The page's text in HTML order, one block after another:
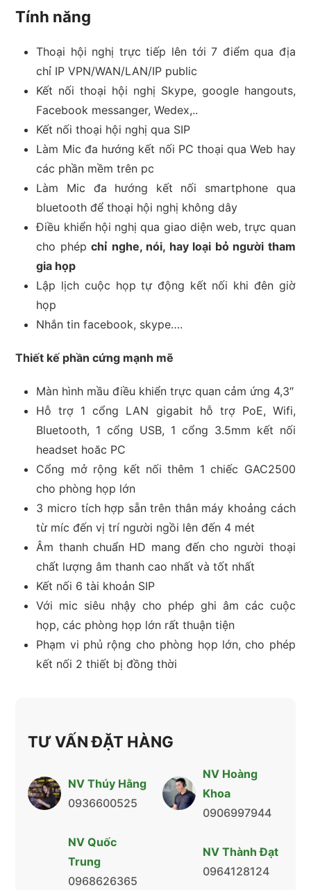
Tính năng
Thoại hội nghị trực tiếp lên tới 7 điểm qua địa
chỉ IP VPN/WAN/LAN/IP public
Kết nối thoại hội nghị Skype, google hangouts,
Facebook messanger, Wedex,..
Kết nối thoại hội nghị qua SIP
Làm Mic đa hướng kết nối PC thoại qua Web hay
các phần mềm trên pc
Làm Mic đa hướng kết nối smartphone qua
bluetooth để thoại hội nghị không dây
Điều khiển hội nghị qua giao diện web, trực quan
cho phépchỉ nghe, nói, hay loại bỏ người tham
gia họp
Lập lịch cuộc họp tự động kết nối khi đên giờ
họp
Nhắn tin facebook, skype….
Thiết kế phần cứng mạnh mẽ
Màn hình mầu điều khiển trực quan cảm ứng 4,3″
Hỗ trợ 1 cổng LAN gigabit hỗ trợ PoE, Wifi,
Bluetooth, 1 cổng USB, 1 cổng 3.5mm kết nối
headset hoăc PC
Cổng mở rộng kết nối thêm 1 chiếc GAC2500
cho phòng họp lớn
3 micro tích hợp sẵn trên thân máy khoảng cách
từ míc đến vị trí người ngồi lên đến 4 mét
Âm thanh chuẩn HD mang đến cho người thoại
chất lượng âm thanh cao nhất và tốt nhất
Kết nối 6 tài khoản SIP
Với mic siêu nhậy cho phép ghi âm các cuộc
họp, các phòng họp lớn rất thuận tiện
Phạm vi phủ rộng cho phòng họp lớn, cho phép
kết nối 2 thiết bị đồng thời
TƯ VẤN ĐẶT HÀNG
NV Thúy Hằng
0936600525
NV Hoàng
Khoa
0906997944
NV Quốc
Trung
0968626365
NV Thành Đạt
0964128124